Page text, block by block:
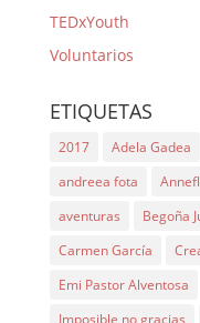
TEDxYouth
Voluntarios
ETIQUETAS
2017 Adela Gadea
andreea fota
aventuras
Begoña
Carmen García
Emi Pastor Alventosa
Imposible no gracias